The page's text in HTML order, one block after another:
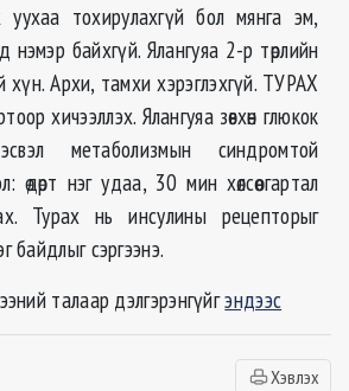
тохирулахгүй бол мянга эм,
нэмэр байхгүй. Ялангуяа 2-р төрлийн
Архи, тамхи хэрэглэхгүй. ТУРАХ
хичээллэх. Ялангуяа зөвхөн глюкок
метаболизмын синдромтой
өдөрт нэг удаа, 30 мин хөлсөө гартал
Турах нь инсулины рецепторыг
байдлыг сэргээнэ.
талаар дэлгэрэнгүйгэндээс
Хэвлэх